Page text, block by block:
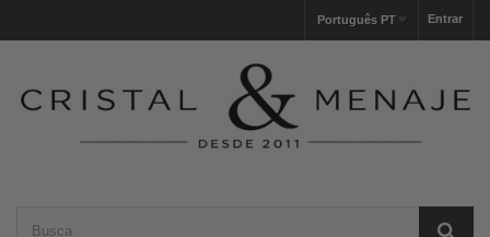
Entrar
Português PT